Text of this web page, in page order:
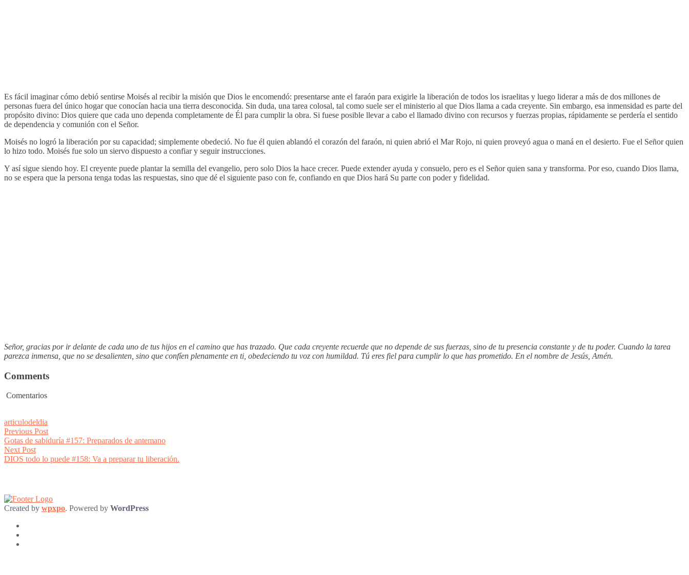
Es fácil imaginar cómo debió sentirse Moisés al recibir la misión que Dios le encomendó: presentarse ante el faraón para exigirle la liberación de todos los israelitas y luego liderar a más de dos millones de
personas fuera del único hogar que conocían hacia una tierra desconocida. Sin duda, una tarea colosal, tal como suele ser el ministerio al que Dios llama a cada creyente. Sin embargo, esa inmensidad es parte del
propósito divino: Dios quiere que cada uno dependa completamente de Él para cumplir la obra. Si fuese posible llevar a cabo el llamado divino con recursos y fuerzas propias, rápidamente se perdería el sentido
de dependencia y comunión con el Señor.
Moisés no logró la liberación por su capacidad; simplemente obedeció. No fue él quien ablandó el corazón del faraón, ni quien abrió el Mar Rojo, ni quien proveyó agua o maná en el desierto. Fue el Señor quien
lo hizo todo. Moisés fue solo un siervo dispuesto a confiar y seguir instrucciones.
Y así sigue siendo hoy. El creyente puede plantar la semilla del evangelio, pero solo Dios la hace crecer. Puede extender ayuda y consuelo, pero es el Señor quien sana y transforma. Por eso, cuando Dios llama,
no se espera que la persona tenga todas las respuestas, sino que dé el siguiente paso con fe, confiando en que Dios hará Su parte con poder y fidelidad.
Señor, gracias por ir delante de cada uno de tus hijos en el camino que has trazado. Que cada creyente recuerde que no depende de sus fuerzas, sino de tu presencia constante y de tu poder. Cuando la tarea
parezca inmensa, que no se desalienten, sino que confíen plenamente en ti, obedeciendo tu voz con humildad. Tú eres fiel para cumplir lo que has prometido. En el nombre de Jesús, Amén.
Comments
Comentarios
articulodeldia
Post
navigation
Previous PostPrevious
post:
Gotas de sabiduría #157: Preparados de antemano
Next PostNext
post:
DIOS todo lo puede #158: Va a preparar tu liberación.
Created by wpxpo. Powered by WordPress